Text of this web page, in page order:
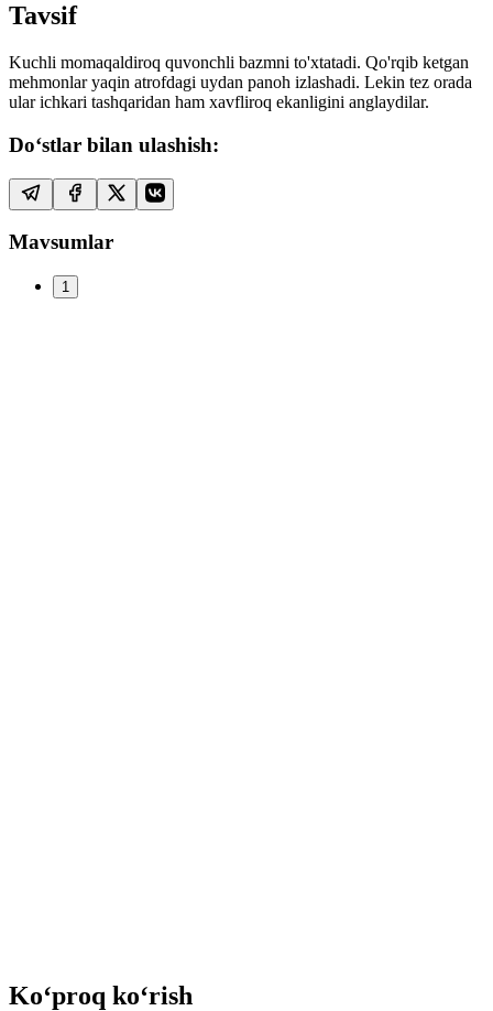
Tavsif
Kuchli momaqaldiroq quvonchli bazmni to'xtatadi. Qo'rqib ketgan
mehmonlar yaqin atrofdagi uydan panoh izlashadi. Lekin tez orada
ular ichkari tashqaridan ham xavfliroq ekanligini anglaydilar.
Do‘stlar bilan ulashish:
Mavsumlar
1
Ko‘proq ko‘rish